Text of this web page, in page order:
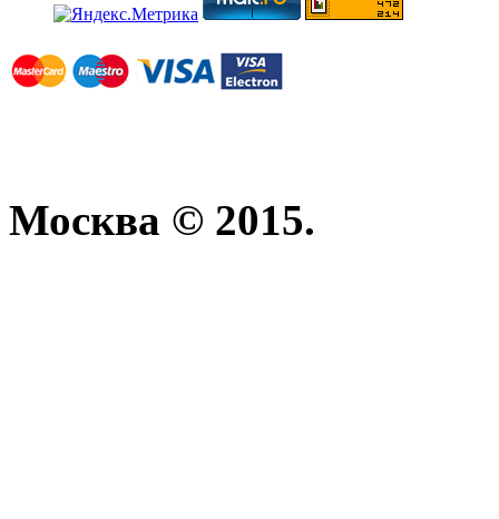
Москва © 2015.